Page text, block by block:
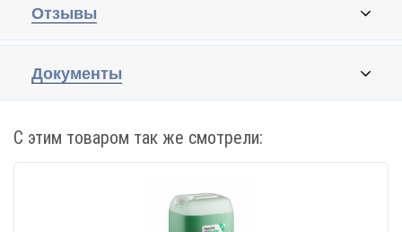
Отзывы
Документы
С этим товаром так же смотрели: